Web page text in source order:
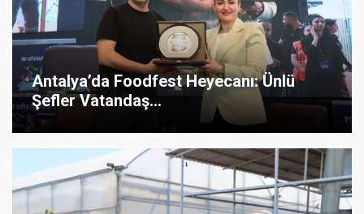
Antalya’da Foodfest Heyecanı: Ünlü
Şefler Vatandaş...